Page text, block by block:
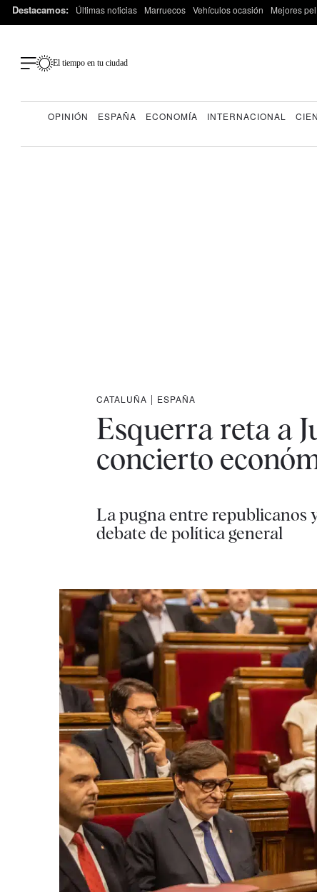
Destacamos: Últimas noticias Marruecos Vehículos ocasión Mejores
El tiempo en tu ciudad
OPINIÓN ESPAÑA ECONOMÍA INTERNACIONAL
CATALUÑA | ESPAÑA
Esquerra reta a
concierto
La pugna entre republicanos
debate de política general